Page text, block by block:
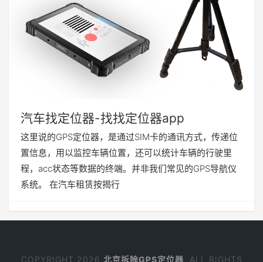
汽车找定位器-找找定位器app
这里说的GPS定位器，是通过SIM卡的通讯方式，传递位
置信息，用以监控车辆位置，还可以统计车辆的行驶里
程，acc状态等数据的终端。并非我们常见的GPS导航仪
系统。 在汽车租赁按揭行
COPYRIGHT 2026 北京拆除GPS定位器 . ALL RIGHTS